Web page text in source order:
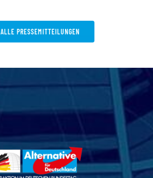
ALLE PRESSEMITTEILUNGEN